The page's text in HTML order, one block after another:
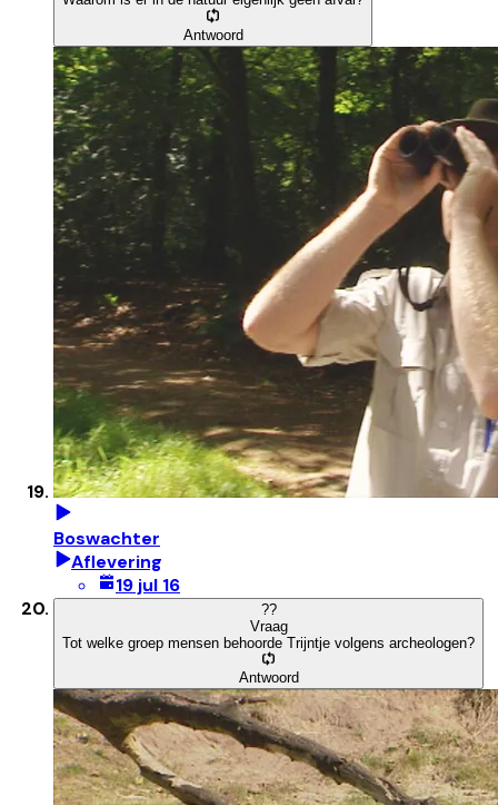
Antwoord
Boswachter
Aflevering
19 jul 16
??
Vraag
Tot welke groep mensen behoorde Trijntje volgens archeologen?
Antwoord